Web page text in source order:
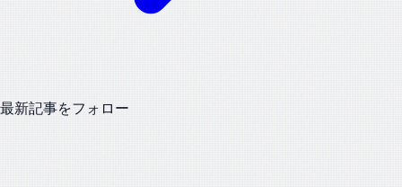
最新記事をフォロー